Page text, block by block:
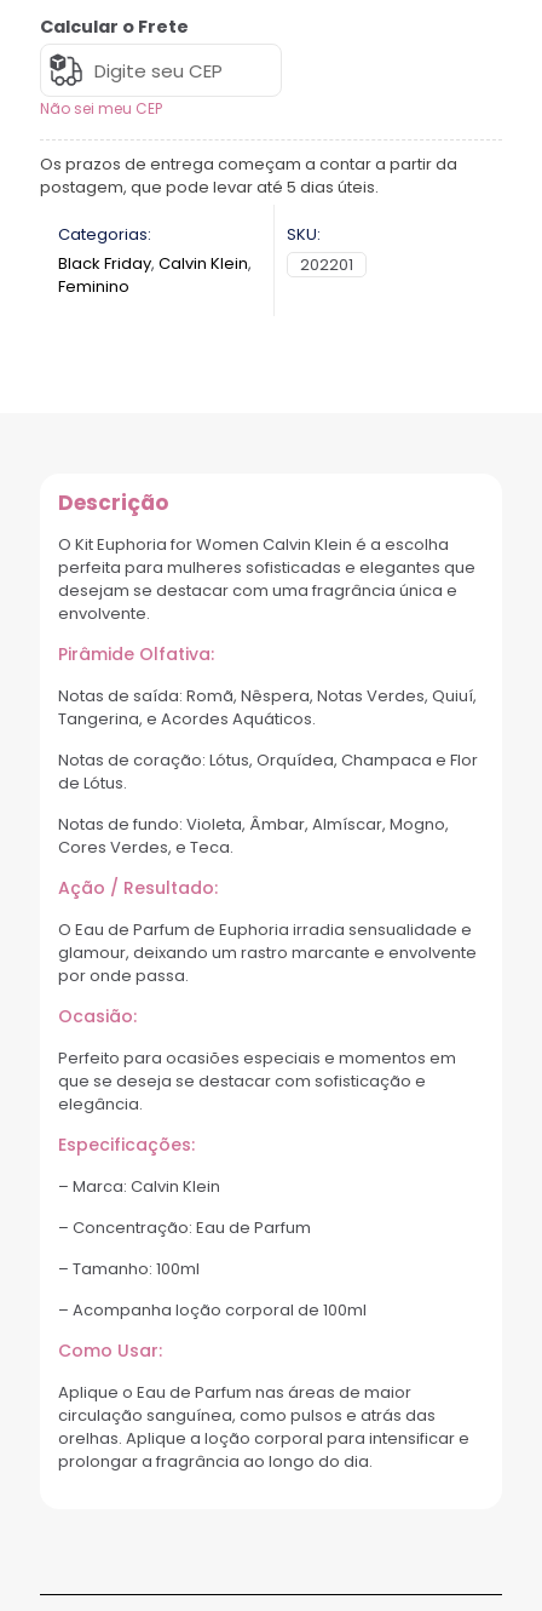
Calcular o Frete
Não sei meu CEP
Os prazos de entrega começam a contar a partir da
postagem, que pode levar até 5 dias úteis.
Categorias:
Black Friday, Calvin Klein,
Feminino
SKU:
202201
Descrição
O Kit Euphoria for Women Calvin Klein é a escolha
perfeita para mulheres sofisticadas e elegantes que
desejam se destacar com uma fragrância única e
envolvente.
Pirâmide Olfativa:
Notas de saída: Romã, Nêspera, Notas Verdes, Quiuí,
Tangerina, e Acordes Aquáticos.
Notas de coração: Lótus, Orquídea, Champaca e Flor
de Lótus.
Notas de fundo: Violeta, Âmbar, Almíscar, Mogno,
Cores Verdes, e Teca.
Ação / Resultado:
O Eau de Parfum de Euphoria irradia sensualidade e
glamour, deixando um rastro marcante e envolvente
por onde passa.
Ocasião:
Perfeito para ocasiões especiais e momentos em
que se deseja se destacar com sofisticação e
elegância.
Especificações:
– Marca: Calvin Klein
– Concentração: Eau de Parfum
– Tamanho: 100ml
– Acompanha loção corporal de 100ml
Como Usar:
Aplique o Eau de Parfum nas áreas de maior
circulação sanguínea, como pulsos e atrás das
orelhas. Aplique a loção corporal para intensificar e
prolongar a fragrância ao longo do dia.